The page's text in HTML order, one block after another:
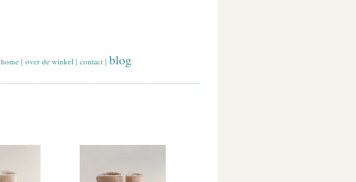
home | over de winkel | contact | blog